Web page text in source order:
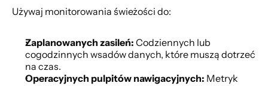
Używaj monitorowania świeżości do:
Zaplanowanych zasileń: Codziennych lub
cogodzinnych wsadów danych, które muszą dotrzeć
na czas.
Operacyjnych pulpitów nawigacyjnych: Metryk